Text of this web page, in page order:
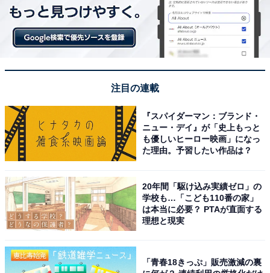
次ページ 4位までのランキング結果を見る
栃木県の市で「お金持ちが多そう」と思う市ラ
注目の連載
『スパイダーマン：ブランド・
ニュー・デイ』が「史上もっと
も優しいヒーロー映画」になっ
た理由。予習したい作品は？
20年間「駆け込み実績ゼロ」の
学校も…「こども110番の家」
は本当に必要？ PTAが直面する
理想と現実
「青春18きっぷ」販売激減の裏